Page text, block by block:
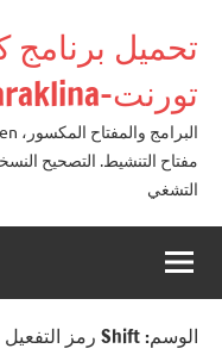
تحميل برنامج
تورنت-alkaraklina
مفتاح التنشيط. التصحيح
التشغي
الوسم: Shift رمز التفعيل